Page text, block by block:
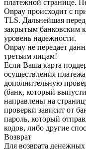
платежной странице.
Onpay происходит с
TLS. Дальнейшая
закрытым
уровень надежности.
Onpay не передает
третьим лицам!
Если Ваша карта
осуществления
дополнительную
(банк, который
направлены на
проверки зависит от
пароль, который
кодов, либо другие
Возврат
Для возврата денежных